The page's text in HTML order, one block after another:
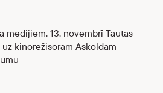
medijiem. 13. novembrī Tautas
kinorežisoram Askoldam